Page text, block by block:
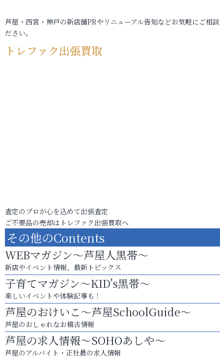
芦屋・西宮・神戸の新店舗PRやリニューアル告知などお気軽にご相
ださい。
トレファク出張買取
査定のプロが心を込めて出張査定
ご不要品の売却はトレファク出張買取へ
その他のContents
WEBマガジン～芦屋人黒帯～
新店やイベント情報、最新トピックス
子育てマガジン～KID's黒帯～
楽しいイベントや体験記事も！
芦屋のおけいこ～芦屋SchoolGuide～
芦屋のおしゃれなお稽古情報
芦屋の求人情報～SOHOあしや～
芦屋のアルバイト・正社員の求人情報